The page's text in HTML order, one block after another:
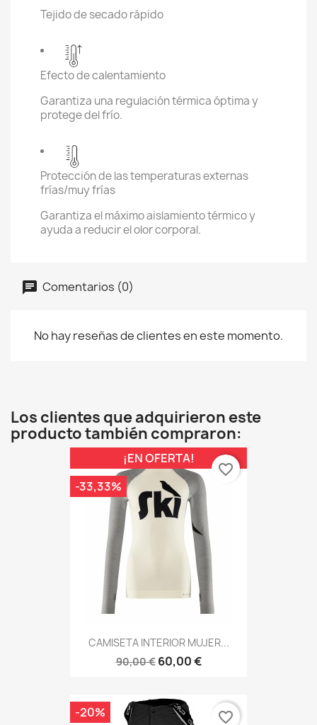
Tejido de secado rápido
Efecto de calentamiento
Garantiza una regulación térmica óptima y
protege del frío.
Protección de las temperaturas externas
frías/muy frías
Garantiza el máximo aislamiento térmico y
ayuda a reducir el olor corporal.
Comentarios (0)
No hay reseñas de clientes en este momento.
Los clientes que adquirieron este
producto también compraron:
CAMISETA INTERIOR MUJER...
90,00 € 60,00 €
¡EN OFERTA!
-33,33%
favorite_border
-20% favorite_border